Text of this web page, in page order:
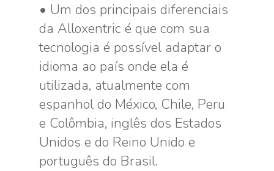
• Um dos principais diferenciais
da Alloxentric é que com sua
tecnologia é possível adaptar o
idioma ao país onde ela é
utilizada, atualmente com
espanhol do México, Chile, Peru
e Colômbia, inglês dos Estados
Unidos e do Reino Unido e
português do Brasil.